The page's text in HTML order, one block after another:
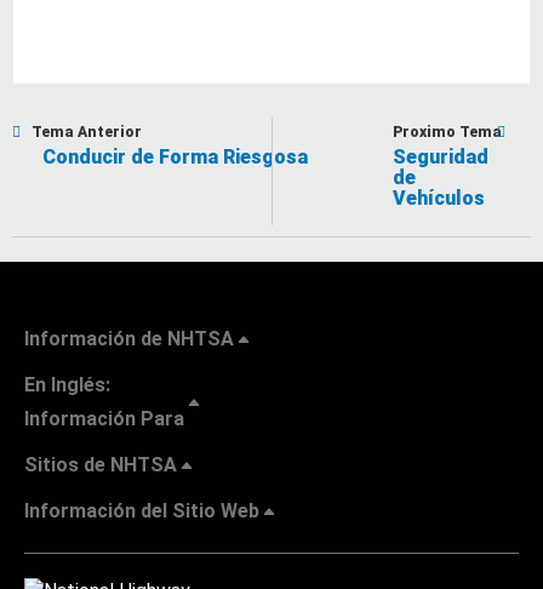
Tema Anterior
Conducir de Forma Riesgosa
Proximo Tema
Seguridad
de
Vehículos
Información de NHTSA
En Inglés:
Información Para
Sitios de NHTSA
Información del Sitio Web